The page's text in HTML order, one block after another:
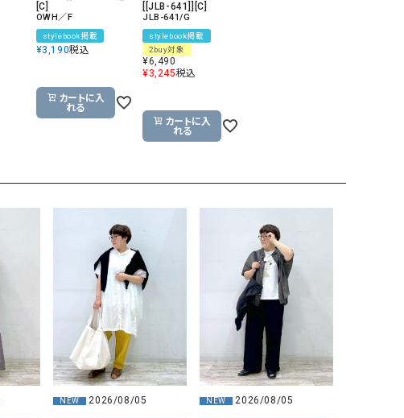
[C]
OWH／F
stylebook掲載
¥3,190税込
カートに入
れる
[[JLB-641]][C]
JLB-641/G
stylebook掲載
2buy対象
¥6,490
¥3,245税込
カートに入
れる
NEW 2026/08/05 NEW 2026/08/05